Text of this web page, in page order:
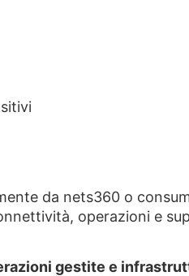
da nets360 o
operazioni e
gestite e